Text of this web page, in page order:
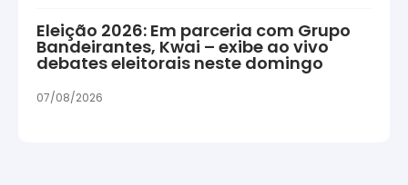
Eleição 2026: Em parceria com Grupo
Bandeirantes, Kwai – exibe ao vivo
debates eleitorais neste domingo
07/08/2026